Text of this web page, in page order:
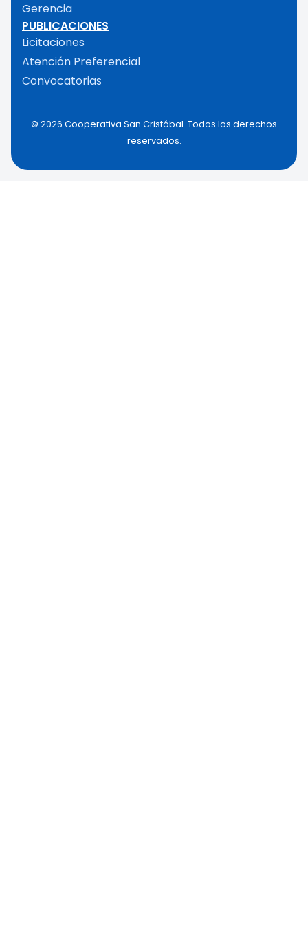
Gerencia
PUBLICACIONES
Licitaciones
Atención Preferencial
Convocatorias
© 2026 Cooperativa San Cristóbal. Todos los derechos
reservados.